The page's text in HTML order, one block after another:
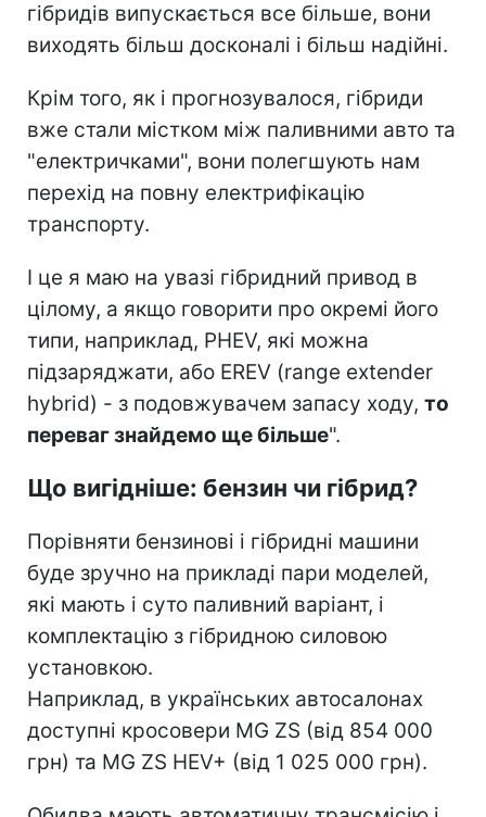
гібридів випускається все більше, вони
виходять більш досконалі і більш надійні.
Крім того, як і прогнозувалося, гібриди
вже стали містком між паливними авто та
"електричками", вони полегшують нам
перехід на повну електрифікацію
транспорту.
І це я маю на увазі гібридний привод в
цілому, а якщо говорити про окремі його
типи, наприклад, PHEV, які можна
підзаряджати, або EREV (range extender
hybrid) - з подовжувачем запасу ходу, то
переваг знайдемо ще більше".
Що вигідніше: бензин чи гібрид?
Порівняти бензинові і гібридні машини
буде зручно на прикладі пари моделей,
які мають і суто паливний варіант, і
комплектацію з гібридною силовою
установкою.
Наприклад, в українських автосалонах
доступні кросовери MG ZS (від 854 000
грн) та MG ZS HEV+ (від 1 025 000 грн).